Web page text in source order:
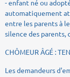
- enfant né ou
automatiquement
entre les parents à
silence des parents,
CHÔMEUR ÂGÉ :
Les demandeurs